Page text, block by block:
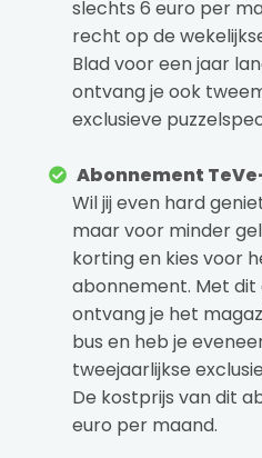
slechts 6 euro per
recht op de
Blad voor een jaar
ontvang je ook
exclusieve
Abonnement
Wil jij even hard
maar voor minder
korting en kies voor
abonnement. Met
ontvang je het
bus en heb je
tweejaarlijkse
De kostprijs van dit
euro per maand.